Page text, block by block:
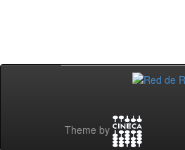
Theme by